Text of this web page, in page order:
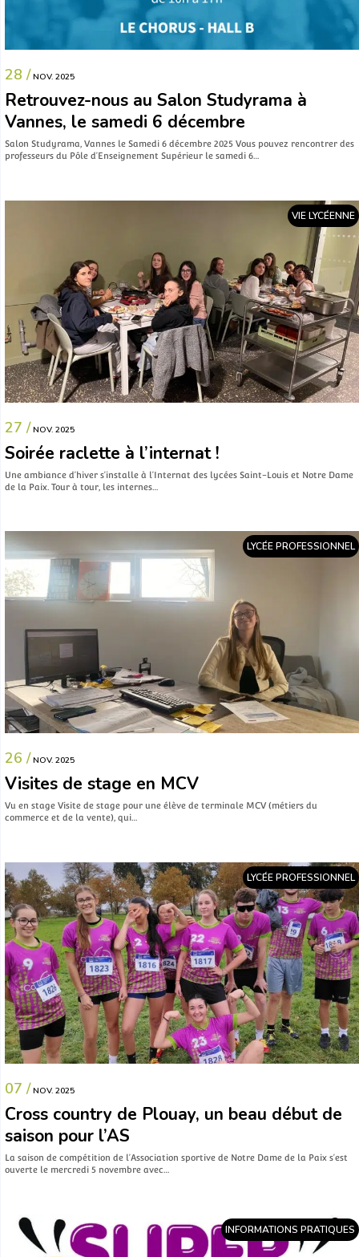
28 / NOV. 2025
Retrouvez-nous au Salon Studyrama à
Vannes, le samedi 6 décembre
Salon Studyrama, Vannes le Samedi 6 décembre 2025 Vous pouvez rencontrer des
professeurs du Pôle d’Enseignement Supérieur le samedi 6…
VIE LYCÉENNE
27 / NOV. 2025
Soirée raclette à l’internat !
Une ambiance d’hiver s’installe à l’Internat des lycées Saint-Louis et Notre Dame
de la Paix. Tour à tour, les internes…
LYCÉE PROFESSIONNEL
26 / NOV. 2025
Visites de stage en MCV
Vu en stage Visite de stage pour une élève de terminale MCV (métiers du
commerce et de la vente), qui…
LYCÉE PROFESSIONNEL
07 / NOV. 2025
Cross country de Plouay, un beau début de
saison pour l’AS
La saison de compétition de l’Association sportive de Notre Dame de la Paix s’est
ouverte le mercredi 5 novembre avec…
INFORMATIONS PRATIQUES